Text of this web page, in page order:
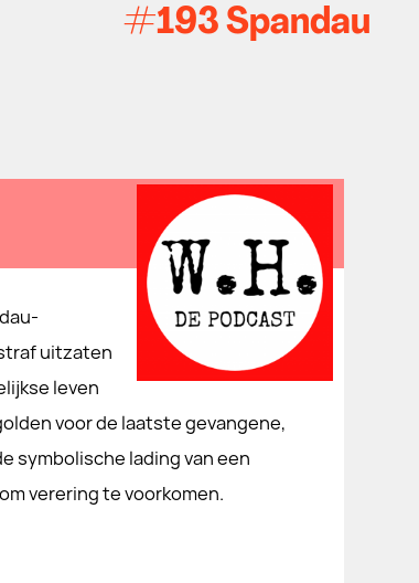
#193 Spandau
uitzaten
leven
voor de laatste gevangene,
symbolische lading van een
verering te voorkomen.